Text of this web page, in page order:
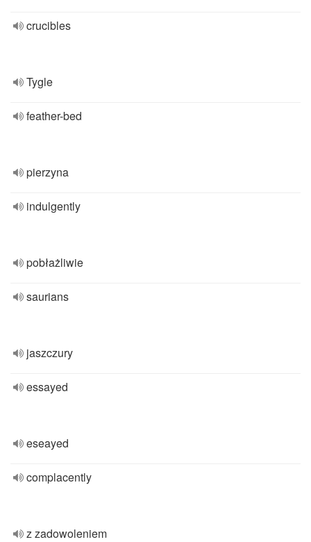
crucibles
Tygle
feather-bed
pierzyna
indulgently
pobłażliwie
saurians
jaszczury
essayed
eseayed
complacently
z zadowoleniem